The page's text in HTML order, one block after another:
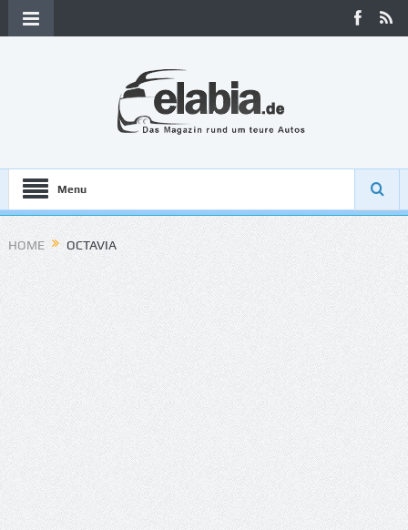
Menu
HOME OCTAVIA